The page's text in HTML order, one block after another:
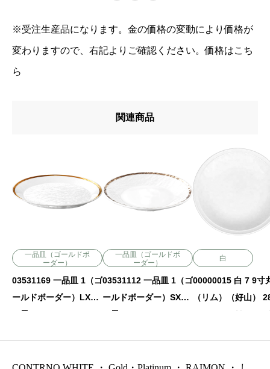
※受注生産品になります。金の価格の変動により価格が
変わりますので、右記よりご確認ください。価格はこち
ら
関連商品
一品皿（ゴールドボ
ーダー）
03531169 一品皿 1（ゴ
ールドボーダー）LX21
㎝皿 21.3×2.5㎝ P.30
一品皿（ゴールドボ
ーダー）
03531112 一品皿 1（ゴ
ールドボーダー）SX13
㎝皿 12.5×2.3㎝ P.30
白
00000015 白 7 9寸
（リム）（好山）
3.8㎝ P.95 ￥5100